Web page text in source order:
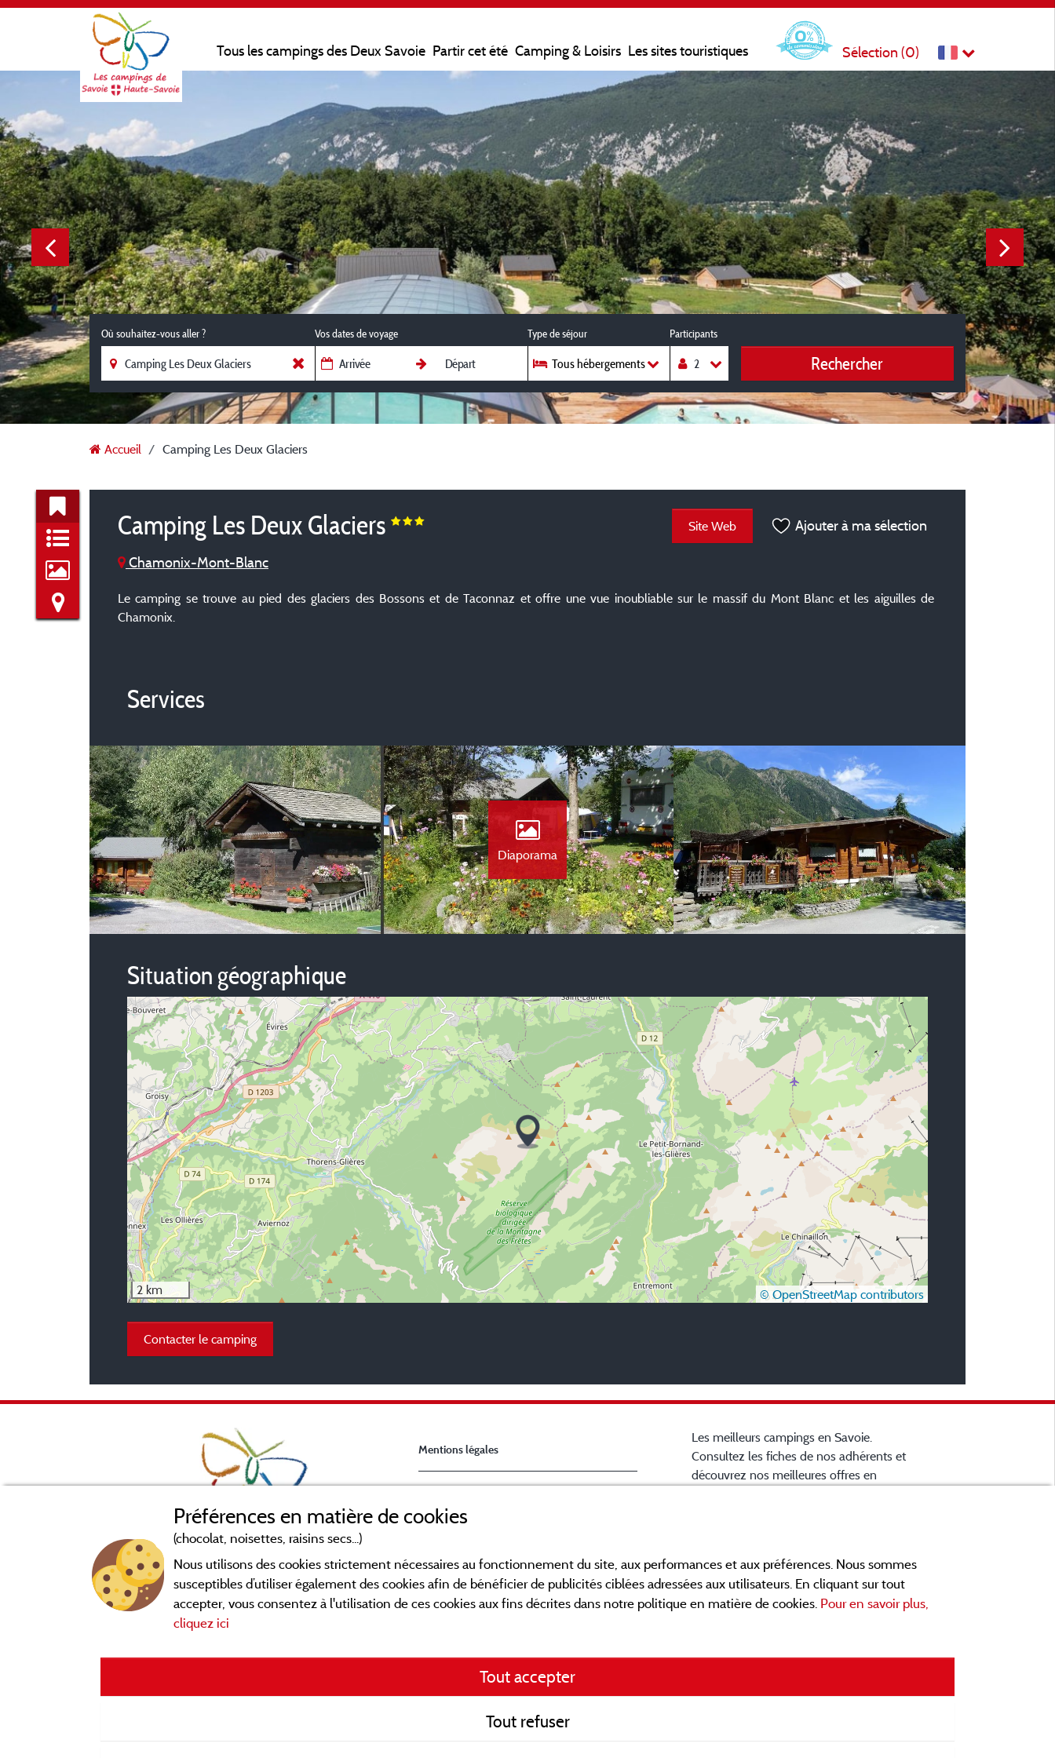
Tous les campings des Deux Savoie Partir cet été Camping & Loisirs Les sites touristiques Sélection (0)
Où souhaitez-vous aller ? Vos dates de voyage Type de séjour
Tous hébergements
Participants
Rechercher
Accueil Camping Les Deux Glaciers
Camping Les Deux Glaciers
Chamonix-Mont-Blanc
Site Web Ajouter à ma sélection
Le camping se trouve au pied des glaciers des Bossons et de Taconnaz et offre une vue inoubliable sur le massif du Mont Blanc et les aiguilles de
Chamonix.
Services
Diaporama
Situation géographique
2 km © OpenStreetMap contributors
Contacter le camping
Mentions légales
CGV
Les meilleurs campings en Savoie.
Consultez les fiches de nos adhérents et
découvrez nos meilleures offres en
pour réserver votre séjour préféré.
Faites vous votre propre idée du
VTT/Velo, sous la tente, en camping car,
insolite ... Choisissez vos vacances
Préférences en matière de cookies
(chocolat, noisettes, raisins secs...)
Nous utilisons des cookies strictement nécessaires au fonctionnement du site, aux performances et aux préférences. Nous sommes
susceptibles d’utiliser également des cookies afin de bénéficier de publicités ciblées adressées aux utilisateurs. En cliquant sur tout
accepter, vous consentez à l'utilisation de ces cookies aux fins décrites dans notre politique en matière de cookies. Pour en savoir plus,
cliquez ici
Tout accepter
Tout refuser